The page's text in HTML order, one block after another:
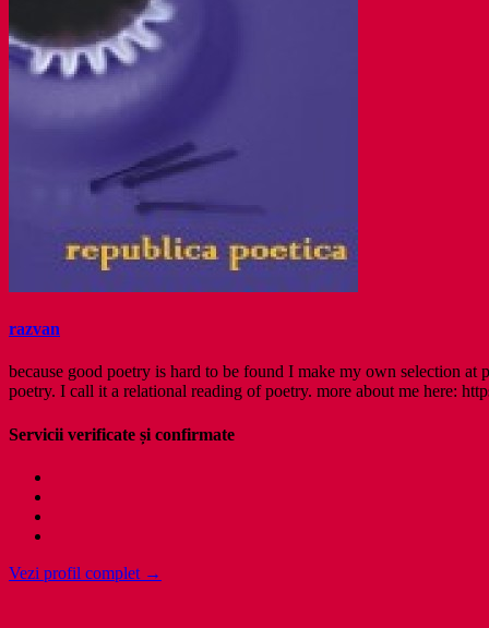
razvan
because good poetry is hard to be found I make my own selection
poetry. I call it a relational reading of poetry. more about me here:
Servicii verificate și confirmate
Vezi profil complet →